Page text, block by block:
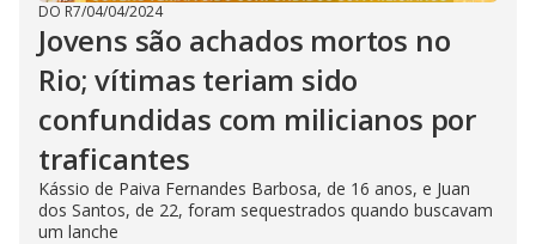
DO R7/04/04/2024
Jovens são achados mortos no
Rio; vítimas teriam sido
confundidas com milicianos por
traficantes
Kássio de Paiva Fernandes Barbosa, de 16 anos, e Juan
dos Santos, de 22, foram sequestrados quando buscavam
um lanche